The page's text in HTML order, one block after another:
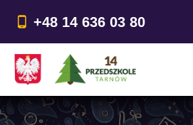
treści
+48 14 636 03 80